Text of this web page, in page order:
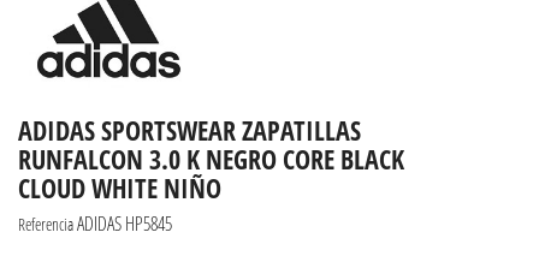
ADIDAS SPORTSWEAR ZAPATILLAS
RUNFALCON 3.0 K NEGRO CORE BLACK
CLOUD WHITE NIÑO
ReferenciaADIDAS HP5845